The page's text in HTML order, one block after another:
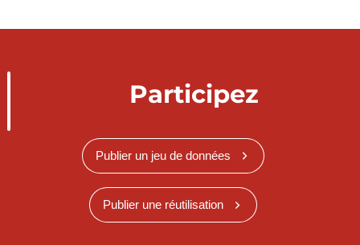
Participez
Publier un jeu de données
Publier une réutilisation